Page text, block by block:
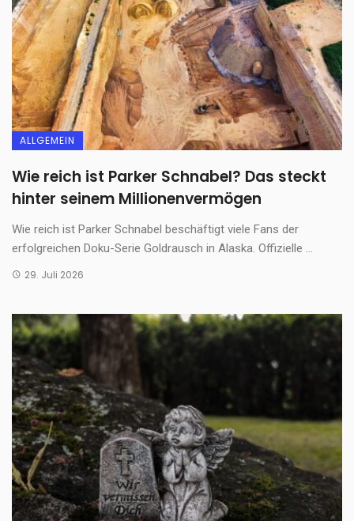
ALLGEMEIN
Wie reich ist Parker Schnabel? Das steckt
hinter seinem Millionenvermögen
Wie reich ist Parker Schnabel beschäftigt viele Fans der
erfolgreichen Doku-Serie Goldrausch in Alaska. Offizielle ...
29. Juli 2026